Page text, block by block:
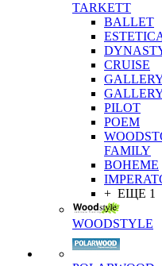
TARKETT
BALLET
CRUISE
PILOT
POEM
FAMILY
BOHEME
+ ЕЩЕ 1
WOODSTYLE